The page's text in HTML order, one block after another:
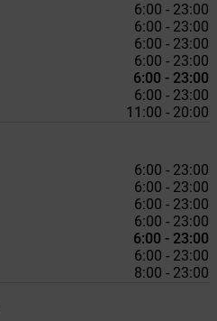
6:00 - 23:00
6:00 - 23:00
6:00 - 23:00
6:00 - 23:00
6:00 - 23:00
6:00 - 23:00
11:00 - 20:00
6:00 - 23:00
6:00 - 23:00
6:00 - 23:00
6:00 - 23:00
6:00 - 23:00
6:00 - 23:00
8:00 - 23:00